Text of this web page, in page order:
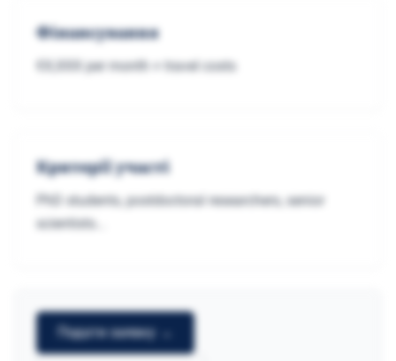
Фінансування
€X,XXX per month + travel costs
Критерії участі
PhD students, postdoctoral researchers, senior
scientists...
Подати заявку →